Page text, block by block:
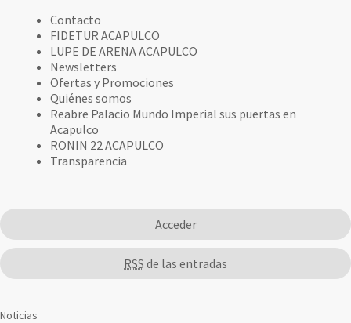
Contacto
FIDETUR ACAPULCO
LUPE DE ARENA ACAPULCO
Newsletters
Ofertas y Promociones
Quiénes somos
Reabre Palacio Mundo Imperial sus puertas en
Acapulco
RONIN 22 ACAPULCO
Transparencia
Acceder
RSS de las entradas
Noticias